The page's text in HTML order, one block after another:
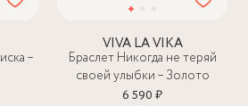
–
VIVA LA VIKA
Браслет Никогда не теряй
своей улыбки – Золото
6 590 ₽